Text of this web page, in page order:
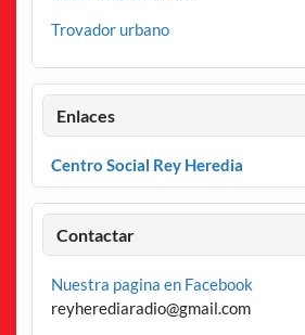
Trovador urbano
Enlaces
Centro Social Rey Heredia
Contactar
Nuestra pagina en Facebook
reyherediaradio@gmail.com